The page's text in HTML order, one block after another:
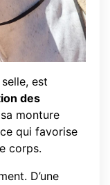
est
des
monture
qui favorise
corps.
D’une